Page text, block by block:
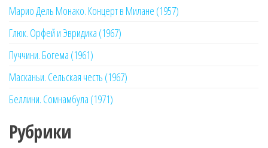
Марио Дель Монако. Концерт в Милане (1957)
Глюк. Орфей и Эвридика (1967)
Пуччини. Богема (1961)
Масканьи. Сельская честь (1967)
Беллини. Сомнамбула (1971)
Рубрики